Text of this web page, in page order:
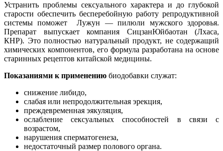
Устранить проблемы сексуального характера и до глубокой
старости обеспечить бесперебойную работу репродуктивной
системы поможет Лужун ― пилюли мужского здоровья.
Препарат выпускает компания СицзанЮйбаотан (Лхаса,
КНР). Это полностью натуральный продукт, не содержащий
химических компонентов, его формула разработана на основе
старинных рецептов китайской медицины.
Показаниями к применению биодобавки служат:
снижение либидо,
слабая или непродолжительная эрекция,
преждевременная эякуляция,
ослабление сексуальных способностей в связи с
возрастом,
нарушения сперматогенеза,
недостаточный размер полового органа.